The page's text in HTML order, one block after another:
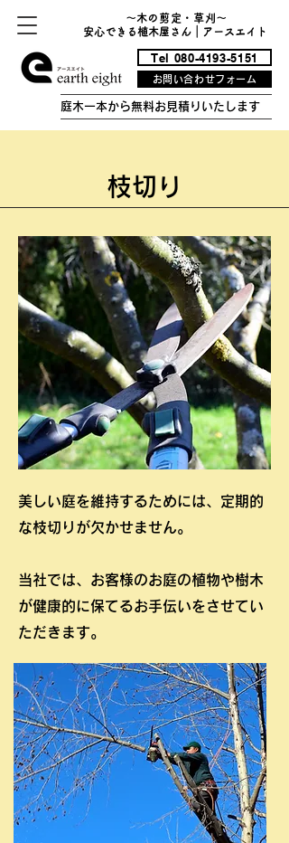
Tel 080-4193-5151
お問い合わせフォーム
〜木の 剪定 ・ 草刈 〜
安心できる植木屋さん｜アースエイト
庭木一本から無料お見積りいたします
枝切り
美しい庭を維持するためには、定期的
な枝切りが欠かせません。
当社では、お客様のお庭の植物や樹木
が健康的に保てるお手伝いをさせてい
ただきます。